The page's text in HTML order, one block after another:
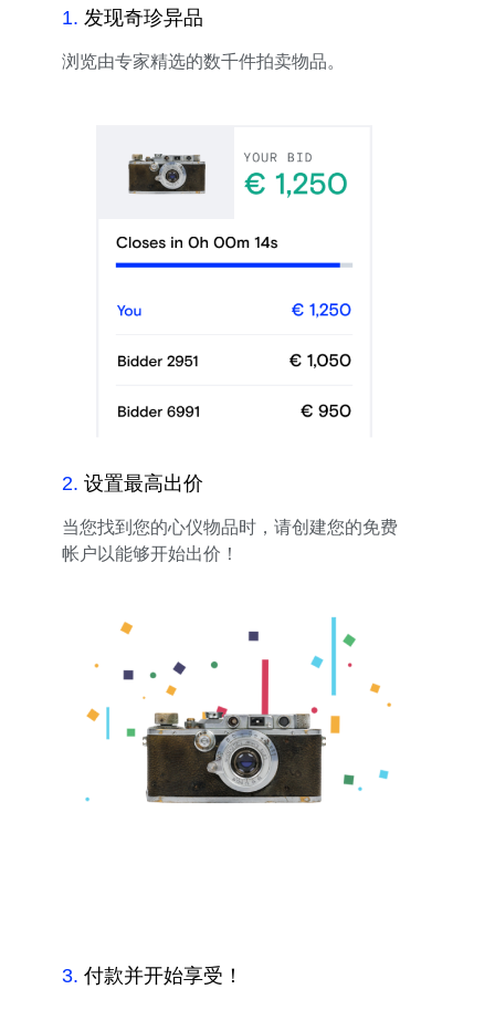
1. 发现奇珍异品
浏览由专家精选的数千件拍卖物品。
2. 设置最高出价
当您找到您的心仪物品时，请创建您的免费
帐户以能够开始出价！
3. 付款并开始享受！